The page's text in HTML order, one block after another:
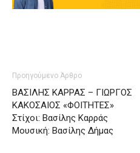
Προηγούμενο Άρθρο
ΒΑΣΙΛΗΣ ΚΑΡΡΑΣ – ΓΙΩΡΓΟΣ
ΚΑΚΟΣΑΙΟΣ «ΦΟΙΤΗΤΕΣ»
Στίχοι: Βασίλης Καρράς
Μουσική: Βασίλης Δήμας